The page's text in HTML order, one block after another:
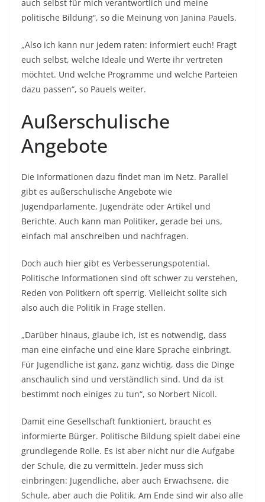
auch selbst für mich verantwortlich und meine
politische Bildung“, so die Meinung von Janina Pauels.
„Also ich kann nur jedem raten: informiert euch! Fragt
euch selbst, welche Ideale und Werte ihr vertreten
möchtet. Und welche Programme und welche Parteien
dazu passen“, so Pauels weiter.
Außerschulische
Angebote
Die Informationen dazu findet man im Netz. Parallel
gibt es außerschulische Angebote wie
Jugendparlamente, Jugendräte oder Artikel und
Berichte. Auch kann man Politiker, gerade bei uns,
einfach mal anschreiben und nachfragen.
Doch auch hier gibt es Verbesserungspotential.
Politische Informationen sind oft schwer zu verstehen,
Reden von Politkern oft sperrig. Vielleicht sollte sich
also auch die Politik in Frage stellen.
„Darüber hinaus, glaube ich, ist es notwendig, dass
man eine einfache und eine klare Sprache einbringt.
Für Jugendliche ist ganz, ganz wichtig, dass die Dinge
anschaulich sind und verständlich sind. Und da ist
bestimmt noch einiges zu tun“, so Norbert Nicoll.
Damit eine Gesellschaft funktioniert, braucht es
informierte Bürger. Politische Bildung spielt dabei eine
grundlegende Rolle. Es ist aber nicht nur die Aufgabe
der Schule, die zu vermitteln. Jeder muss sich
einbringen: Jugendliche, aber auch Erwachsene, die
Schule, aber auch die Politik. Am Ende sind wir also alle